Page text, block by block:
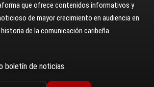
que ofrece contenidos informativos y
de mayor crecimiento en audiencia en
de la comunicación caribeña.
boletín de noticias.